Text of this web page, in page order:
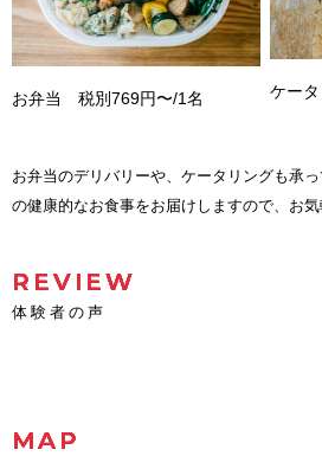
お弁当 税別769円〜/1名 ケー
お弁当のデリバリーや、ケータリングも承
の健康的なお食事をお届けしますので、お気
REVIEW
体験者の声
MAP